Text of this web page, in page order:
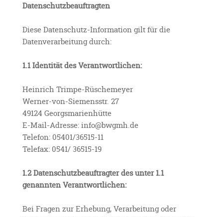
Datenschutzbeauftragten
Diese Datenschutz-Information gilt für die
Datenverarbeitung durch:
1.1 Identität des Verantwortlichen:
Heinrich Trimpe-Rüschemeyer
Werner-von-Siemensstr. 27
49124 Georgsmarienhütte
E-Mail-Adresse: info@bwgmh.de
Telefon: 05401/36515-11
Telefax: 0541/ 36515-19
1.2 Datenschutzbeauftragter des unter 1.1
genannten Verantwortlichen:
Bei Fragen zur Erhebung, Verarbeitung oder